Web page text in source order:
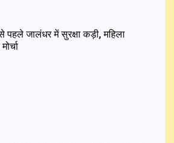
पहले जालंधर में सुरक्षा कड़ी, महिला